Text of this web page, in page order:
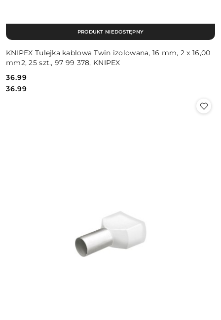
KNIPEX Tulejka kablowa Twin izolowana, 16 mm, 2 x 16,00
mm2, 25 szt., 97 99 378, KNIPEX
Cena:
36.99
Cena:
36.99
PRODUKT NIEDOSTĘPNY